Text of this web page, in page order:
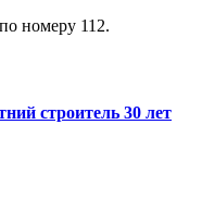
номеру 112.
строитель 30 лет